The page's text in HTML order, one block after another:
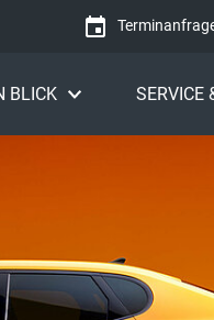
BLICK SERVICE